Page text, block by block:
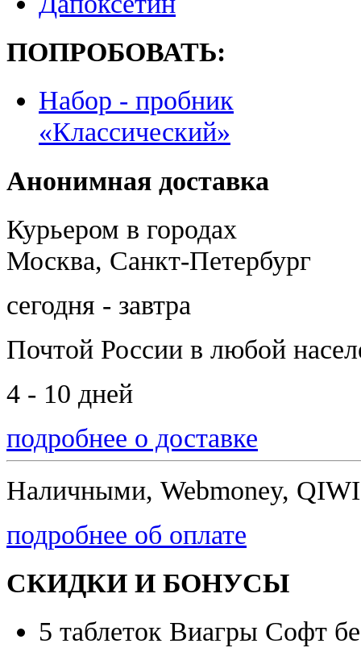
ПОПРОБОВАТЬ:
Набор - пробник
«Классический»
Анонимная доставка
Курьером в городах
Москва, Санкт-Петербург
сегодня - завтра
Почтой России в любой
4 - 10 дней
подробнее о доставке
Наличными, Webmoney,
подробнее об оплате
СКИДКИ И БОНУСЫ
5 таблеток Виагры Софт